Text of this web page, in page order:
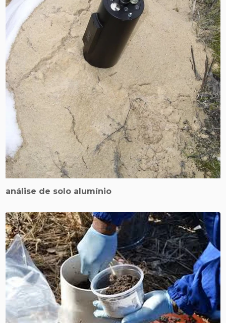
análise de solo alumínio